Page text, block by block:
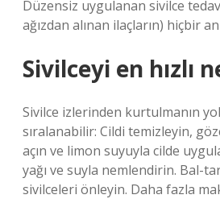
Düzensiz uygulanan sivilce
ağızdan alınan ilaçların) hiçbir
Sivilceyi en hızlı
Sivilce izlerinden kurtulmanın
sıralanabilir: Cildi temizleyin,
açın ve limon suyuyla cilde
yağı ve suyla nemlendirin. Bal-
sivilceleri önleyin. Daha fazla